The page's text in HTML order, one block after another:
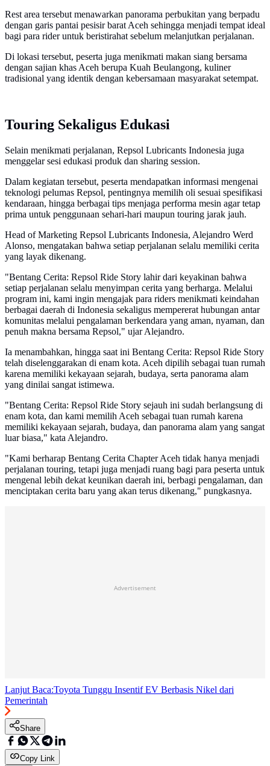
Rest area tersebut menawarkan panorama perbukitan yang berpadu
dengan garis pantai pesisir barat Aceh sehingga menjadi tempat ideal
bagi para rider untuk beristirahat sebelum melanjutkan perjalanan.
Di lokasi tersebut, peserta juga menikmati makan siang bersama
dengan sajian khas Aceh berupa Kuah Beulangong, kuliner
tradisional yang identik dengan kebersamaan masyarakat setempat.
Touring Sekaligus Edukasi
Selain menikmati perjalanan, Repsol Lubricants Indonesia juga
menggelar sesi edukasi produk dan sharing session.
Dalam kegiatan tersebut, peserta mendapatkan informasi mengenai
teknologi pelumas Repsol, pentingnya memilih oli sesuai spesifikasi
kendaraan, hingga berbagai tips menjaga performa mesin agar tetap
prima untuk penggunaan sehari-hari maupun touring jarak jauh.
Head of Marketing Repsol Lubricants Indonesia, Alejandro Werd
Alonso, mengatakan bahwa setiap perjalanan selalu memiliki cerita
yang layak dikenang.
"Bentang Cerita: Repsol Ride Story lahir dari keyakinan bahwa
setiap perjalanan selalu menyimpan cerita yang berharga. Melalui
program ini, kami ingin mengajak para riders menikmati keindahan
berbagai daerah di Indonesia sekaligus mempererat hubungan antar
komunitas melalui pengalaman berkendara yang aman, nyaman, dan
penuh makna bersama Repsol," ujar Alejandro.
Ia menambahkan, hingga saat ini Bentang Cerita: Repsol Ride Story
telah diselenggarakan di enam kota. Aceh dipilih sebagai tuan rumah
karena memiliki kekayaan sejarah, budaya, serta panorama alam
yang dinilai sangat istimewa.
"Bentang Cerita: Repsol Ride Story sejauh ini sudah berlangsung di
enam kota, dan kami memilih Aceh sebagai tuan rumah karena
memiliki kekayaan sejarah, budaya, dan panorama alam yang sangat
luar biasa," kata Alejandro.
"Kami berharap Bentang Cerita Chapter Aceh tidak hanya menjadi
perjalanan touring, tetapi juga menjadi ruang bagi para peserta untuk
mengenal lebih dekat keunikan daerah ini, berbagi pengalaman, dan
menciptakan cerita baru yang akan terus dikenang," pungkasnya.
Advertisement
Lanjut Baca:Toyota Tunggu Insentif EV Berbasis Nikel dari
Pemerintah
Share
Copy Link